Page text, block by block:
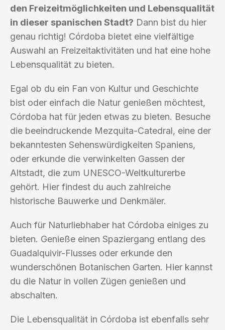
den Freizeitmöglichkeiten und Lebensqualität
in dieser spanischen Stadt? Dann bist du hier
genau richtig! Córdoba bietet eine vielfältige
Auswahl an Freizeitaktivitäten und hat eine hohe
Lebensqualität zu bieten.
Egal ob du ein Fan von Kultur und Geschichte
bist oder einfach die Natur genießen möchtest,
Córdoba hat für jeden etwas zu bieten. Besuche
die beeindruckende Mezquita-Catedral, eine der
bekanntesten Sehenswürdigkeiten Spaniens,
oder erkunde die verwinkelten Gassen der
Altstadt, die zum UNESCO-Weltkulturerbe
gehört. Hier findest du auch zahlreiche
historische Bauwerke und Denkmäler.
Auch für Naturliebhaber hat Córdoba einiges zu
bieten. Genieße einen Spaziergang entlang des
Guadalquivir-Flusses oder erkunde den
wunderschönen Botanischen Garten. Hier kannst
du die Natur in vollen Zügen genießen und
abschalten.
Die Lebensqualität in Córdoba ist ebenfalls sehr